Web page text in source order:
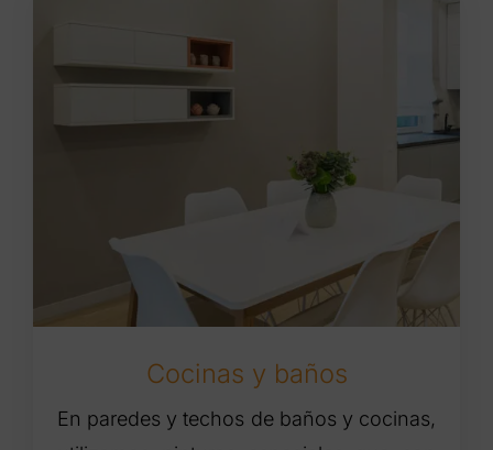
Cocinas y baños
En paredes y techos de baños y cocinas,